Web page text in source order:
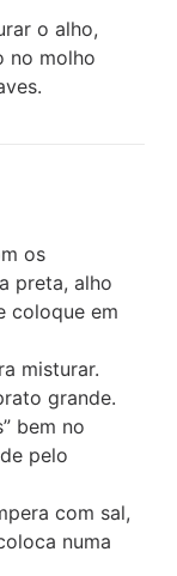
o alho,
no molho
os
preta, alho
coloque em
misturar.
grande.
bem no
pelo
com sal,
numa